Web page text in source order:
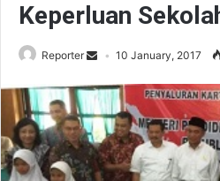
Keperluan
Reporter 10 January, 2017